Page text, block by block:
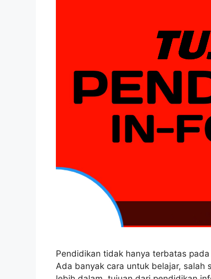
Pendidikan tidak hanya terbatas
Ada banyak cara untuk belajar, salah